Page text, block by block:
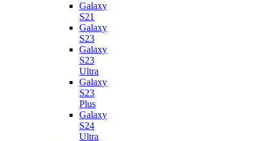
Galaxy
S21
Galaxy
S23
Galaxy
S23
Ultra
Galaxy
S23
Plus
Galaxy
S24
Ultra